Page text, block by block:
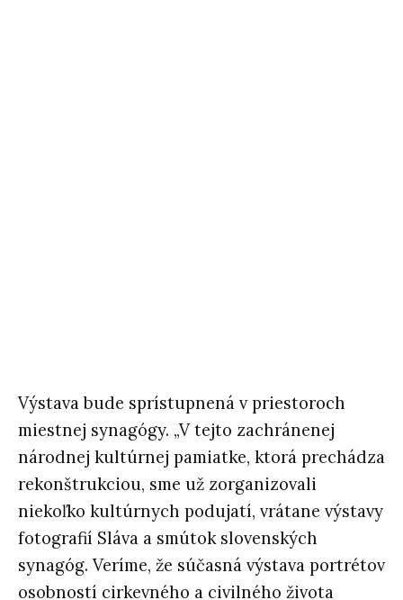
Výstava bude sprístupnená v priestoroch
miestnej synagógy. „V tejto zachránenej
národnej kultúrnej pamiatke, ktorá prechádza
rekonštrukciou, sme už zorganizovali
niekoľko kultúrnych podujatí, vrátane výstavy
fotografií Sláva a smútok slovenských
synagóg. Veríme, že súčasná výstava portrétov
osobností cirkevného a civilného života